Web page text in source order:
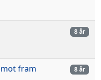
8 år
fram 8 år